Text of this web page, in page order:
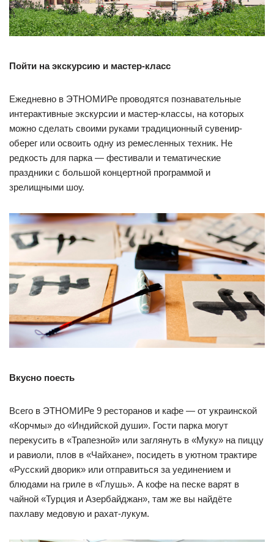
Пойти на экскурсию и мастер-класс
Ежедневно в ЭТНОМИРе проводятся познавательные
интерактивные экскурсии и мастер-классы, на которых
можно сделать своими руками традиционный сувенир-
оберег или освоить одну из ремесленных техник. Не
редкость для парка — фестивали и тематические
праздники с большой концертной программой и
зрелищными шоу.
Вкусно поесть
Всего в ЭТНОМИРе 9 ресторанов и кафе — от украинской
«Корчмы» до «Индийской души». Гости парка могут
перекусить в «Трапезной» или заглянуть в «Муку» на пиццу
и равиоли, плов в «Чайхане», посидеть в уютном трактире
«Русский дворик» или отправиться за уединением и
блюдами на гриле в «Глушь». А кофе на песке варят в
чайной «Турция и Азербайджан», там же вы найдёте
пахлаву медовую и рахат-лукум.